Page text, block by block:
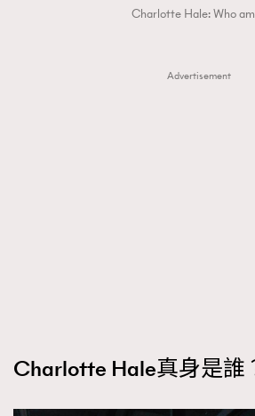
Charlotte Hale: Who
Advertisement
Charlotte Hale真身是誰